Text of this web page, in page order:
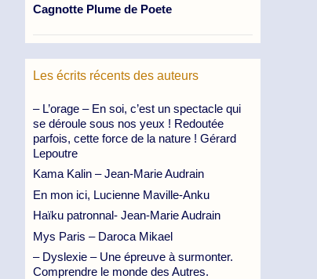
Cagnotte Plume de Poete
Les écrits récents des auteurs
– L’orage – En soi, c’est un spectacle qui
se déroule sous nos yeux ! Redoutée
parfois, cette force de la nature ! Gérard
Lepoutre
Kama Kalin – Jean-Marie Audrain
En mon ici, Lucienne Maville-Anku
Haïku patronnal- Jean-Marie Audrain
Mys Paris – Daroca Mikael
– Dyslexie – Une épreuve à surmonter.
Comprendre le monde des Autres.